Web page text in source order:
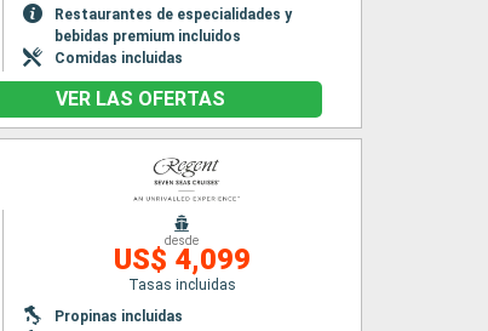
Restaurantes de especialidades y
bebidas premium incluidos
Comidas incluidas
VER LAS OFERTAS
desde
US$ 4,099
Tasas incluidas
Propinas incluidas